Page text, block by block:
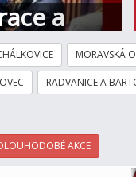
a
MORAVSKÁ
RADVANICE A
AKCE